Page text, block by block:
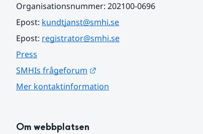
Organisationsnummer: 202100-0696
Epost: kundtjanst@smhi.se
Epost: registrator@smhi.se
Press
SMHIs frågeforum
Mer kontaktinformation
Om webbplatsen